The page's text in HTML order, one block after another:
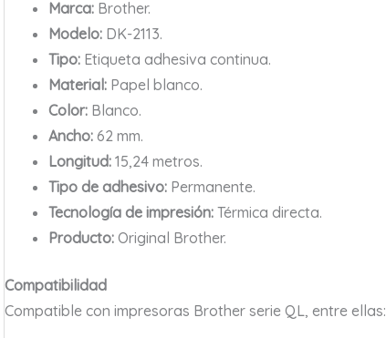
Marca: Brother.
Modelo: DK-2113.
Tipo: Etiqueta adhesiva continua.
Material: Papel blanco.
Color: Blanco.
Ancho: 62 mm.
Longitud: 15,24 metros.
Tipo de adhesivo: Permanente.
Tecnología de impresión: Térmica directa.
Producto: Original Brother.
Compatibilidad
Compatible con impresoras Brother serie QL, entre ellas: